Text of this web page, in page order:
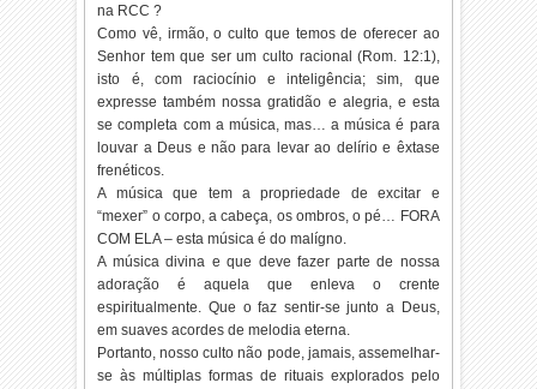
na RCC ?
Como vê, irmão, o culto que temos de oferecer ao
Senhor tem que ser um culto racional (Rom. 12:1),
isto é, com raciocínio e inteligência; sim, que
expresse também nossa gratidão e alegria, e esta
se completa com a música, mas… a música é para
louvar a Deus e não para levar ao delírio e êxtase
frenéticos.
A música que tem a propriedade de excitar e
“mexer” o corpo, a cabeça, os ombros, o pé… FORA
COM ELA – esta música é do malígno.
A música divina e que deve fazer parte de nossa
adoração é aquela que enleva o crente
espiritualmente. Que o faz sentir-se junto a Deus,
em suaves acordes de melodia eterna.
Portanto, nosso culto não pode, jamais, assemelhar-
se às múltiplas formas de rituais explorados pelo